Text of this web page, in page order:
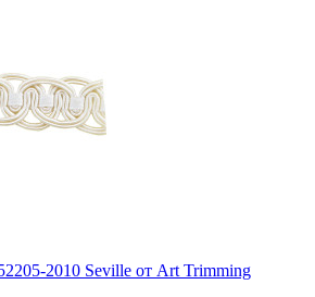
2010 Seville от Art Trimming